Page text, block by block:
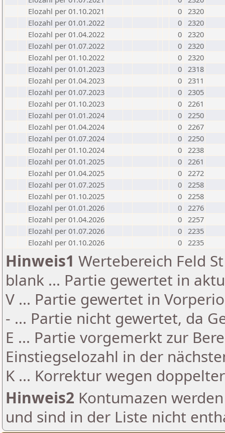
Elozahl per 01.10.2021
0 2320
Elozahl per 01.01.2022
0 2320
Elozahl per 01.04.2022
0 2320
Elozahl per 01.07.2022
0 2320
Elozahl per 01.10.2022
0 2320
Elozahl per 01.01.2023
0 2318
Elozahl per 01.04.2023
0 2311
Elozahl per 01.07.2023
0 2305
Elozahl per 01.10.2023
0 2261
Elozahl per 01.01.2024
0 2250
Elozahl per 01.04.2024
0 2267
Elozahl per 01.07.2024
0 2250
Elozahl per 01.10.2024
0 2238
Elozahl per 01.01.2025
0 2261
Elozahl per 01.04.2025
0 2272
Elozahl per 01.07.2025
0 2258
Elozahl per 01.10.2025
0 2258
Elozahl per 01.01.2026
0 2276
Elozahl per 01.04.2026
0 2257
Elozahl per 01.07.2026
0 2235
Elozahl per 01.10.2026
0 2235
Hinweis1 Wertebereich Feld
blank ... Partie gewertet in
V ... Partie gewertet in
- ... Partie nicht gewertet, da
E ... Partie vorgemerkt zur
Einstiegselozahl in der
K ... Korrektur wegen
Hinweis2 Kontumazen
und sind in der Liste nicht